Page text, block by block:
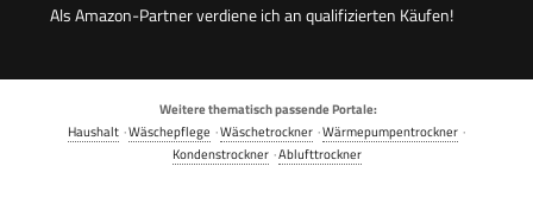
Als Amazon-Partner verdiene ich an qualifizierten Käufen!
Weitere thematisch passende Portale:
Haushalt ·Wäschepflege ·Wäschetrockner ·Wärmepumpentrockner ·
Kondenstrockner·Ablufttrockner